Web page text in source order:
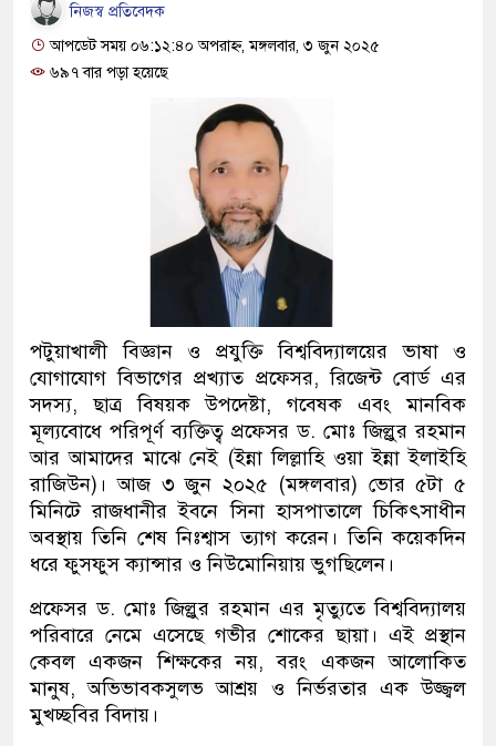
নিজস্ব প্রতিবেদক
আপডেট সময় ০৬:১২:৪০ অপরাহ্ন, মঙ্গলবার, ৩ জুন ২০২৫
৬৯৭ বার পড়া হয়েছে
পটুয়াখালী বিজ্ঞান ও প্রযুক্তি বিশ্ববিদ্যালয়ের ভাষা ও
যোগাযোগ বিভাগের প্রখ্যাত প্রফেসর, রিজেন্ট বোর্ড এর
সদস্য, ছাত্র বিষয়ক উপদেষ্টা, গবেষক এবং মানবিক
মূল্যবোধে পরিপূর্ণ ব্যক্তিত্ব প্রফেসর ড. মোঃ জিল্লুর রহমান
আর আমাদের মাঝে নেই (ইন্না লিল্লাহি ওয়া ইন্না ইলাইহি
রাজিউন)। আজ ৩ জুন ২০২৫ (মঙ্গলবার) ভোর ৫টা ৫
মিনিটে রাজধানীর ইবনে সিনা হাসপাতালে চিকিৎসাধীন
অবস্থায় তিনি শেষ নিঃশ্বাস ত্যাগ করেন। তিনি কয়েকদিন
ধরে ফুসফুস ক্যান্সার ও নিউমোনিয়ায় ভুগছিলেন।
প্রফেসর ড. মোঃ জিল্লুর রহমান এর মৃত্যুতে বিশ্ববিদ্যালয়
পরিবারে নেমে এসেছে গভীর শোকের ছায়া। এই প্রস্থান
কেবল একজন শিক্ষকের নয়, বরং একজন আলোকিত
মানুষ, অভিভাবকসুলভ আশ্রয় ও নির্ভরতার এক উজ্জ্বল
মুখচ্ছবির বিদায়।